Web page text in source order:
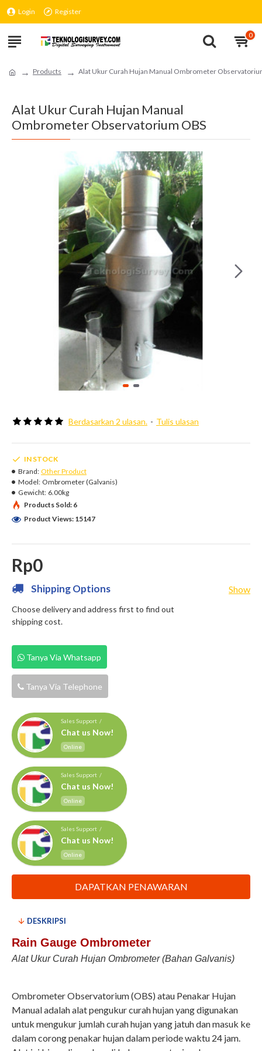
Login Register
0
Products Alat Ukur Curah Hujan Manual Ombrometer
Alat Ukur Curah Hujan Manual
Ombrometer Observatorium OBS
Berdasarkan 2 ulasan. - Tulis ulasan
Rp0
IN STOCK
Brand: Other Product
Model: Ombrometer (Galvanis)
Gewicht: 6.00kg
Products Sold: 6
Product Views: 15147
Shipping Options
Choose delivery and address first to find out
shipping cost.
Show
Tanya Via Whatsapp
Tanya Via Telephone
Sales Support /
Chat us Now!
Online
Sales Support /
Chat us Now!
Online
Sales Support /
Chat us Now!
Online
DAPATKAN PENAWARAN
DESKRIPSI
Rain Gauge Ombrometer
Alat Ukur Curah Hujan Ombrometer (Bahan Galvanis)
Ombrometer Observatorium (OBS) atau Penakar Hujan
Manual adalah alat pengukur curah hujan yang digunakan
untuk mengukur jumlah curah hujan yang jatuh dan masuk ke
dalam corong penakar hujan dalam periode waktu 24 jam.